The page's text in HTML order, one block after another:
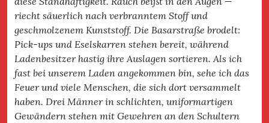
riecht säuerlich nach verbranntem Stoff und
geschmolzenem Kunststoff. Die Basarstraße brodelt:
Pick-ups und Eselskarren stehen bereit, während
Ladenbesitzer hastig ihre Auslagen sortieren. Als ich
fast bei unserem Laden angekommen bin, sehe ich das
Feuer und viele Menschen, die sich dort versammelt
haben. Drei Männer in schlichten, uniformartigen
Gewändern stehen mit Gewehren an den Schultern